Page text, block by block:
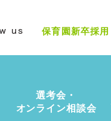
保育園新卒採用
選考会・
オンライン相談会